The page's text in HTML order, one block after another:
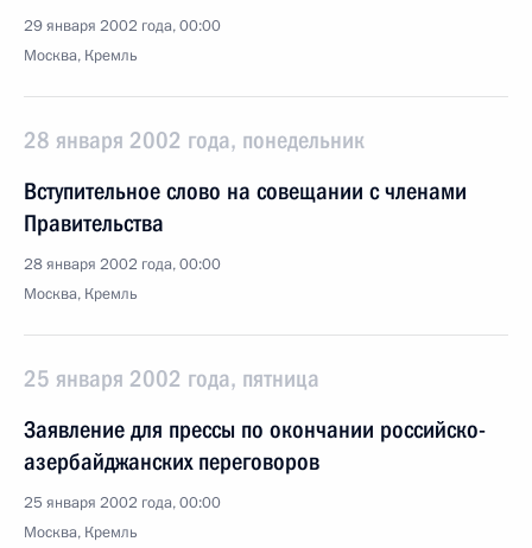
29 января 2002 года, 00:00
Москва, Кремль
28 января 2002 года, понедельник
Вступительное слово на совещании с членами
Правительства
28 января 2002 года, 00:00
Москва, Кремль
25 января 2002 года, пятница
Заявление для прессы по окончании российско-
азербайджанских переговоров
25 января 2002 года, 00:00
Москва, Кремль